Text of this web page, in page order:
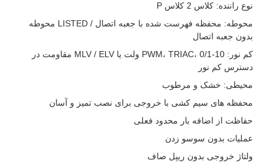
نوع راننده: کلاس 2 کلاس P
محوطه: محفظه فهرست شده با جعبه اتصال / LISTED محوطه
بدون جعبه اتصال
کم نور: PWM، TRIAC، 0/1-10 ولت یا MLV / ELV مقاومت در
دسترس کم نور
محیطی: خشک و مرطوب
محفظه های سیم کشی با خروجی برای نصب تمیز و آسان
حفاظت از اضافه بار محدود فعلی
عملیات بدون سوسو زدن
ولتاژ خروجی بدون ریپل صاف